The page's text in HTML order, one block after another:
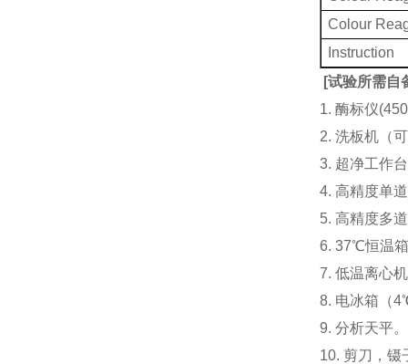
Colour
Instruction
[试验所需自
1. 酶标仪
2. 洗板机（
3. 超净工作
4. 高精度单
5. 高精度多
6. 37℃恒温
7. 低温离心
8. 电冰箱（
9. 分析天平。
10. 剪刀，镊